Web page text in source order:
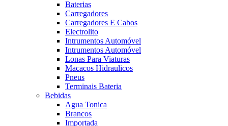
Baterias
Carregadores
Carregadores E Cabos
Electrolito
Intrumentos Automóvel
Intrumentos Automóvel
Lonas Para Viaturas
Macacos Hidraulicos
Pneus
Terminais Bateria
Bebidas
Agua Tonica
Brancos
Importada